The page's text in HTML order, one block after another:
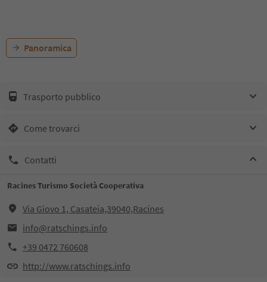
Panoramica
Trasporto pubblico
Come trovarci
Contatti
Racines Turismo Società Cooperativa
Via Giovo 1, Casateia,39040,Racines
info@ratschings.info
+39 0472 760608
http://www.ratschings.info